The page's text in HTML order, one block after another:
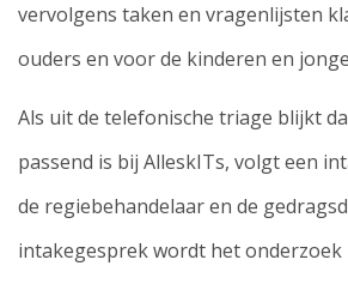
vervolgens taken en vragenlijsten
ouders en voor de kinderen en
Als uit de telefonische triage blijkt
passend is bij AlleskITs, volgt een
de regiebehandelaar en de
intakegesprek wordt het onderzoek